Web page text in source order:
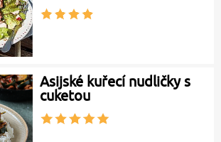
Asijské kuřecí nudličky s
cuketou